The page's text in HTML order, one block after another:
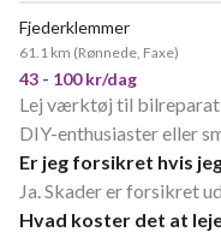
Fjederklemmer
61.1 km (Rønnede, Faxe)
43 - 100 kr/dag
Lej værktøj til
DIY-enthusiaster eller
Er jeg forsikret hvis
Ja. Skader er forsikret
Hvad koster det at